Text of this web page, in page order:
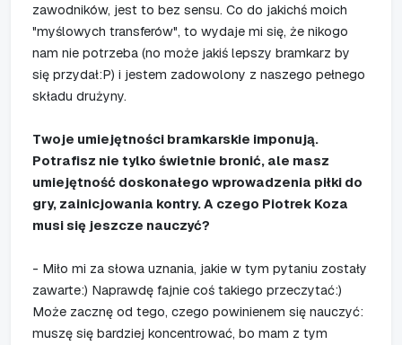
zawodników, jest to bez sensu. Co do jakichś moich
"myślowych transferów", to wydaje mi się, że nikogo
nam nie potrzeba (no może jakiś lepszy bramkarz by
się przydał:P) i jestem zadowolony z naszego pełnego
składu drużyny.
Twoje umiejętności bramkarskie imponują.
Potrafisz nie tylko świetnie bronić, ale masz
umiejętność doskonałego wprowadzenia piłki do
gry, zainicjowania kontry. A czego Piotrek Koza
musi się jeszcze nauczyć?
- Miło mi za słowa uznania, jakie w tym pytaniu zostały
zawarte:) Naprawdę fajnie coś takiego przeczytać:)
Może zacznę od tego, czego powinienem się nauczyć:
muszę się bardziej koncentrować, bo mam z tym